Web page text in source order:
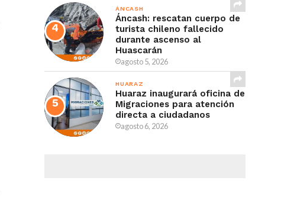
ÁNCASH
Áncash: rescatan cuerpo de
turista chileno fallecido
durante ascenso al
Huascarán
agosto 5, 2026
HUARAZ
Huaraz inaugurará oficina de
Migraciones para atención
directa a ciudadanos
agosto 6, 2026